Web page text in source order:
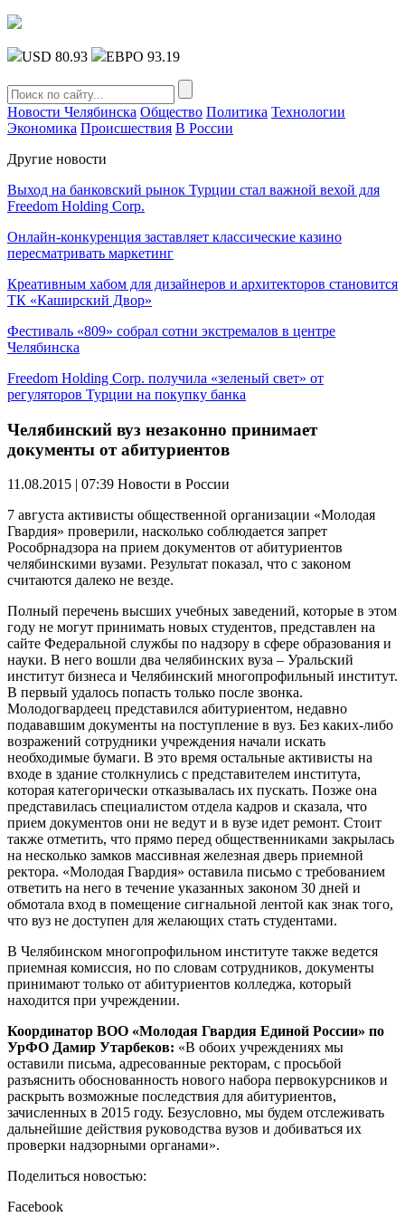
USD 80.93 ЕВРО 93.19
Новости Челябинска Общество Политика Технологии
Экономика Происшествия В России
Другие новости
Выход на банковский рынок Турции стал важной вехой для
Freedom Holding Corp.
Онлайн-конкуренция заставляет классические казино
пересматривать маркетинг
Креативным хабом для дизайнеров и архитекторов становится
ТК «Каширский Двор»
Фестиваль «809» собрал сотни экстремалов в центре
Челябинска
Freedom Holding Corp. получила «зеленый свет» от
регуляторов Турции на покупку банка
Челябинский вуз незаконно принимает
документы от абитуриентов
11.08.2015 | 07:39 Новости в России
7 августа активисты общественной организации «Молодая
Гвардия» проверили, насколько соблюдается запрет
Рособрнадзора на прием документов от абитуриентов
челябинскими вузами. Результат показал, что с законом
считаются далеко не везде.
Полный перечень высших учебных заведений, которые в этом
году не могут принимать новых студентов, представлен на
сайте Федеральной службы по надзору в сфере образования и
науки. В него вошли два челябинских вуза ‒ Уральский
институт бизнеса и Челябинский многопрофильный институт.
В первый удалось попасть только после звонка.
Молодогвардеец представился абитуриентом, недавно
подававшим документы на поступление в вуз. Без каких-либо
возражений сотрудники учреждения начали искать
необходимые бумаги. В это время остальные активисты на
входе в здание столкнулись с представителем института,
которая категорически отказывалась их пускать. Позже она
представилась специалистом отдела кадров и сказала, что
прием документов они не ведут и в вузе идет ремонт. Стоит
также отметить, что прямо перед общественниками закрылась
на несколько замков массивная железная дверь приемной
ректора. «Молодая Гвардия» оставила письмо с требованием
ответить на него в течение указанных законом 30 дней и
обмотала вход в помещение сигнальной лентой как знак того,
что вуз не доступен для желающих стать студентами.
В Челябинском многопрофильном институте также ведется
приемная комиссия, но по словам сотрудников, документы
принимают только от абитуриентов колледжа, который
находится при учреждении.
Координатор ВОО «Молодая Гвардия Единой России» по
УрФО Дамир Утарбеков: «В обоих учреждениях мы
оставили письма, адресованные ректорам, с просьбой
разъяснить обоснованность нового набора первокурсников и
раскрыть возможные последствия для абитуриентов,
зачисленных в 2015 году. Безусловно, мы будем отслеживать
дальнейшие действия руководства вузов и добиваться их
проверки надзорными органами».
Поделиться новостью:
Facebook